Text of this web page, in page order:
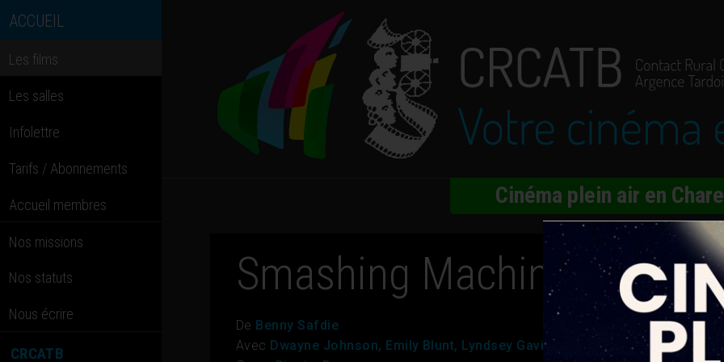
ACCUEIL
Les films
Les salles
Infolettre
Tarifs / Abonnements
Accueil membres
Nos missions
Nos statuts
Nous écrire
CRCATB
Cinéma plein air en
Smashing Machine
De Benny Safdie
Avec Dwayne Johnson, Emily Blunt, Lyndsey Gavin